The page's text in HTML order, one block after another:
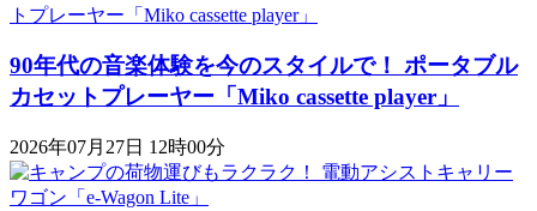
90年代の音楽体験を今のスタイルで！ ポータブル
カセットプレーヤー「Miko cassette player」
2026年07月27日 12時00分